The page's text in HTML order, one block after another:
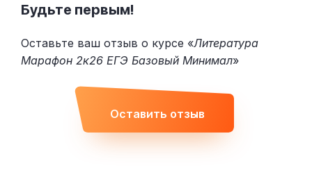
Будьте первым!
Оставьте ваш отзыв о курсе «Литература
Марафон 2к26 ЕГЭ Базовый Минимал»
Оставить отзыв